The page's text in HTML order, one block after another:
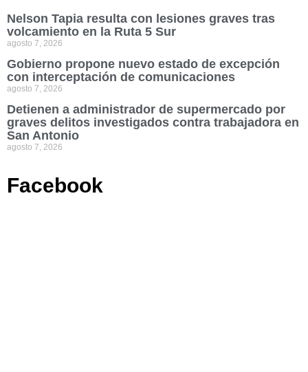
Nelson Tapia resulta con lesiones graves tras
volcamiento en la Ruta 5 Sur
agosto 7, 2026
Gobierno propone nuevo estado de excepción
con interceptación de comunicaciones
agosto 7, 2026
Detienen a administrador de supermercado por
graves delitos investigados contra trabajadora en
San Antonio
agosto 7, 2026
Facebook